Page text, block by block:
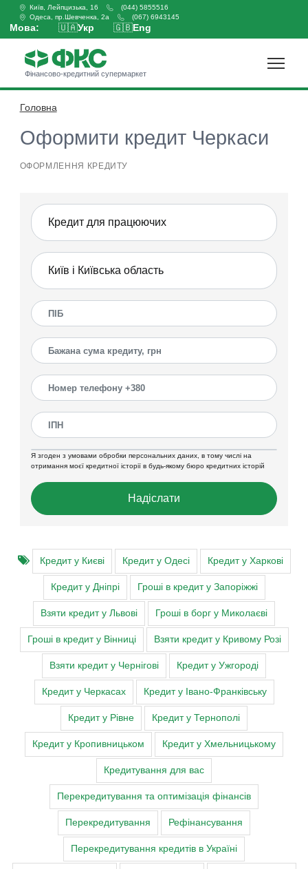
Київ, Лейпцизька, 16
(044) 5855516
Одеса, пр.Шевченка, 2а
(067) 6943145
Мова: 🇺🇦Укр 🇬🇧Eng
Фінансово-кредитний супермаркет
Головна
Оформити кредит Черкаси
ОФОРМЛЕННЯ КРЕДИТУ
Я згоден з умовами обробки персональних даних, в тому числі на
отримання моєї кредитної історії в будь-якому бюро кредитних історій
Надіслати
Кредит у Києві Кредит у Одесі Кредит у Харкові
Кредит у Дніпрі Гроші в кредит у Запоріжжі
Взяти кредит у Львові Гроші в борг у Миколаєві
Гроші в кредит у Вінниці Взяти кредит у Кривому Розі
Взяти кредит у Чернігові Кредит у Ужгороді
Кредит у Черкасах Кредит у Івано-Франківську
Кредит у Рівне Кредит у Тернополі
Кредит у Кропивницьком Кредит у Хмельницькому
Кредитування для вас
Перекредитування та оптимізація фінансів
Перекредитування Рефінансування
Перекредитування кредитів в Україні